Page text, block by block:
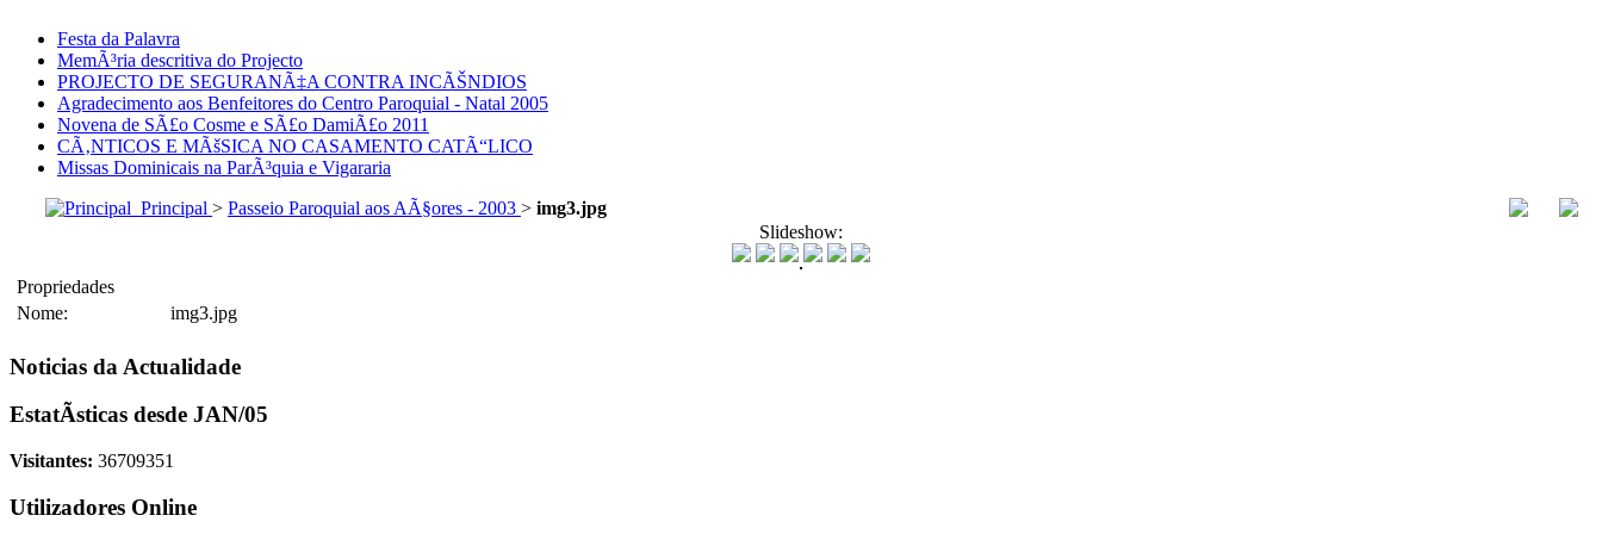
Festa da Palavra
MemÃ³ria descritiva do Projecto
PROJECTO DE SEGURANÃ‡A CONTRA INCÃŠNDIOS
Agradecimento aos Benfeitores do Centro Paroquial - Natal 2005
Novena de SÃ£o Cosme e SÃ£o DamiÃ£o 2011
CÃ‚NTICOS E MÃšSICA NO CASAMENTO CATÃ“LICO
Missas Dominicais na ParÃ³quia e Vigararia
Principal > Passeio Paroquial aos AÃ§ores - 2003 > img3.jpg
Slideshow:
Propriedades
Nome:
img3.jpg
Noticias da Actualidade
EstatÃ­sticas desde JAN/05
Visitantes: 36709351
Utilizadores Online